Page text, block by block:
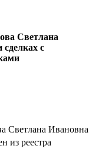
Светлана
с
Светлана Ивановна
из реестра